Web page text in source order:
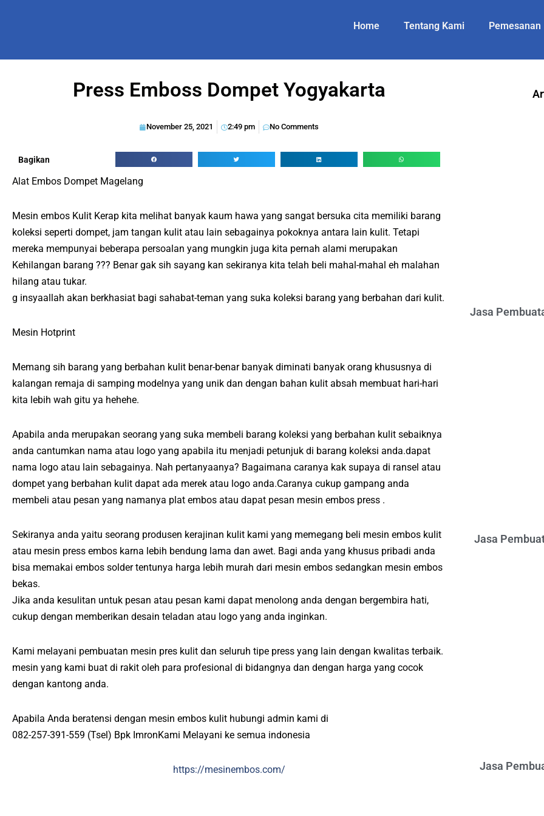
Home Tentang Kami Pemesanan
Press Emboss Dompet Yogyakarta
November 25, 2021 2:49 pm No Comments
Bagikan
Alat Embos Dompet Magelang
Mesin embos Kulit Kerap kita melihat banyak kaum hawa yang sangat bersuka cita memiliki barang
koleksi seperti dompet, jam tangan kulit atau lain sebagainya pokoknya antara lain kulit. Tetapi
mereka mempunyai beberapa persoalan yang mungkin juga kita pernah alami merupakan
Kehilangan barang ??? Benar gak sih sayang kan sekiranya kita telah beli mahal-mahal eh malahan
hilang atau tukar.
g insyaallah akan berkhasiat bagi sahabat-teman yang suka koleksi barang yang berbahan dari kulit.
Mesin Hotprint
Memang sih barang yang berbahan kulit benar-benar banyak diminati banyak orang khususnya di
kalangan remaja di samping modelnya yang unik dan dengan bahan kulit absah membuat hari-hari
kita lebih wah gitu ya hehehe.
Apabila anda merupakan seorang yang suka membeli barang koleksi yang berbahan kulit sebaiknya
anda cantumkan nama atau logo yang apabila itu menjadi petunjuk di barang koleksi anda.dapat
nama logo atau lain sebagainya. Nah pertanyaanya? Bagaimana caranya kak supaya di ransel atau
dompet yang berbahan kulit dapat ada merek atau logo anda.Caranya cukup gampang anda
membeli atau pesan yang namanya plat embos atau dapat pesan mesin embos press .
Sekiranya anda yaitu seorang produsen kerajinan kulit kami yang memegang beli mesin embos kulit
atau mesin press embos karna lebih bendung lama dan awet. Bagi anda yang khusus pribadi anda
bisa memakai embos solder tentunya harga lebih murah dari mesin embos sedangkan mesin embos
bekas.
Jika anda kesulitan untuk pesan atau pesan kami dapat menolong anda dengan bergembira hati,
cukup dengan memberikan desain teladan atau logo yang anda inginkan.
Kami melayani pembuatan mesin pres kulit dan seluruh tipe press yang lain dengan kwalitas terbaik.
mesin yang kami buat di rakit oleh para profesional di bidangnya dan dengan harga yang cocok
dengan kantong anda.
Apabila Anda beratensi dengan mesin embos kulit hubungi admin kami di
082-257-391-559 (Tsel) Bpk ImronKami Melayani ke semua indonesia
https://mesinembos.com/
Jasa
Jasa
Jasa